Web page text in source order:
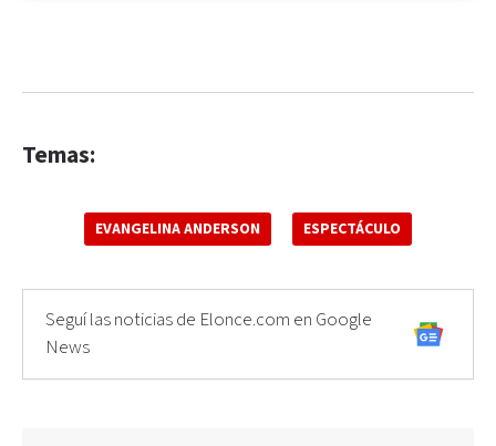
Temas:
EVANGELINA ANDERSON ESPECTÁCULO
Seguí las noticias de Elonce.com en Google
News